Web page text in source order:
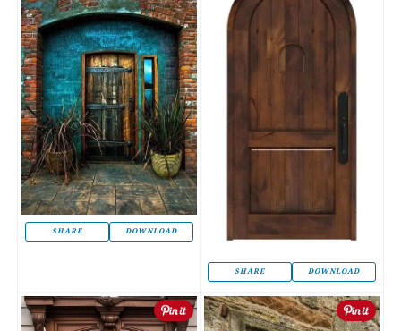
SHARE DOWNLOAD
SHARE DOWNLOAD